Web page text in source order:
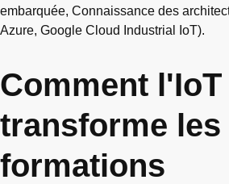
embarquée, Connaissance des
Azure, Google Cloud Industrial IoT).
Comment l'IoT
transforme les
formations